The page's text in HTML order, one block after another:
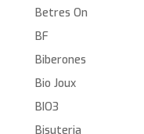
Betres On
BF
Biberones
Bio Joux
BIO3
Bisuteria